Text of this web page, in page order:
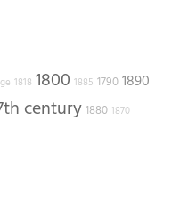
1818 1800 1885 1790 1890
century 1880 1870